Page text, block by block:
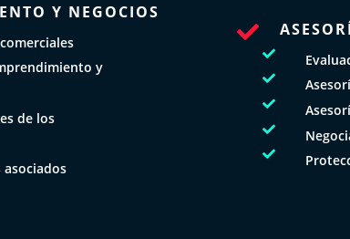
Y NEGOCIOS
y
de los





